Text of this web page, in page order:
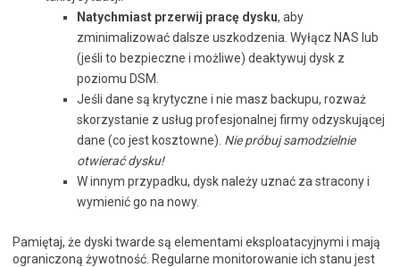
Natychmiast przerwij pracę dysku, aby
zminimalizować dalsze uszkodzenia. Wyłącz NAS lub
(jeśli to bezpieczne i możliwe) deaktywuj dysk z
poziomu DSM.
Jeśli dane są krytyczne i nie masz backupu, rozważ
skorzystanie z usług profesjonalnej firmy odzyskującej
dane (co jest kosztowne). Nie próbuj samodzielnie
otwierać dysku!
W innym przypadku, dysk należy uznać za stracony i
wymienić go na nowy.
Pamiętaj, że dyski twarde są elementami eksploatacyjnymi i mają
ograniczoną żywotność. Regularne monitorowanie ich stanu jest